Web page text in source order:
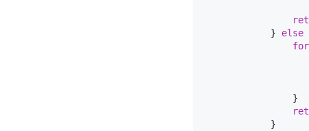
            }
else
for
                }
            }